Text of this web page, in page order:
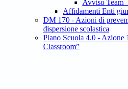
Avviso
Affidamenti Enti
DM 170 - Azioni di
dispersione scolastica
Piano Scuola 4.0 - Azione
Classroom”